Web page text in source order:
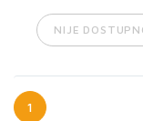
NIJE
1